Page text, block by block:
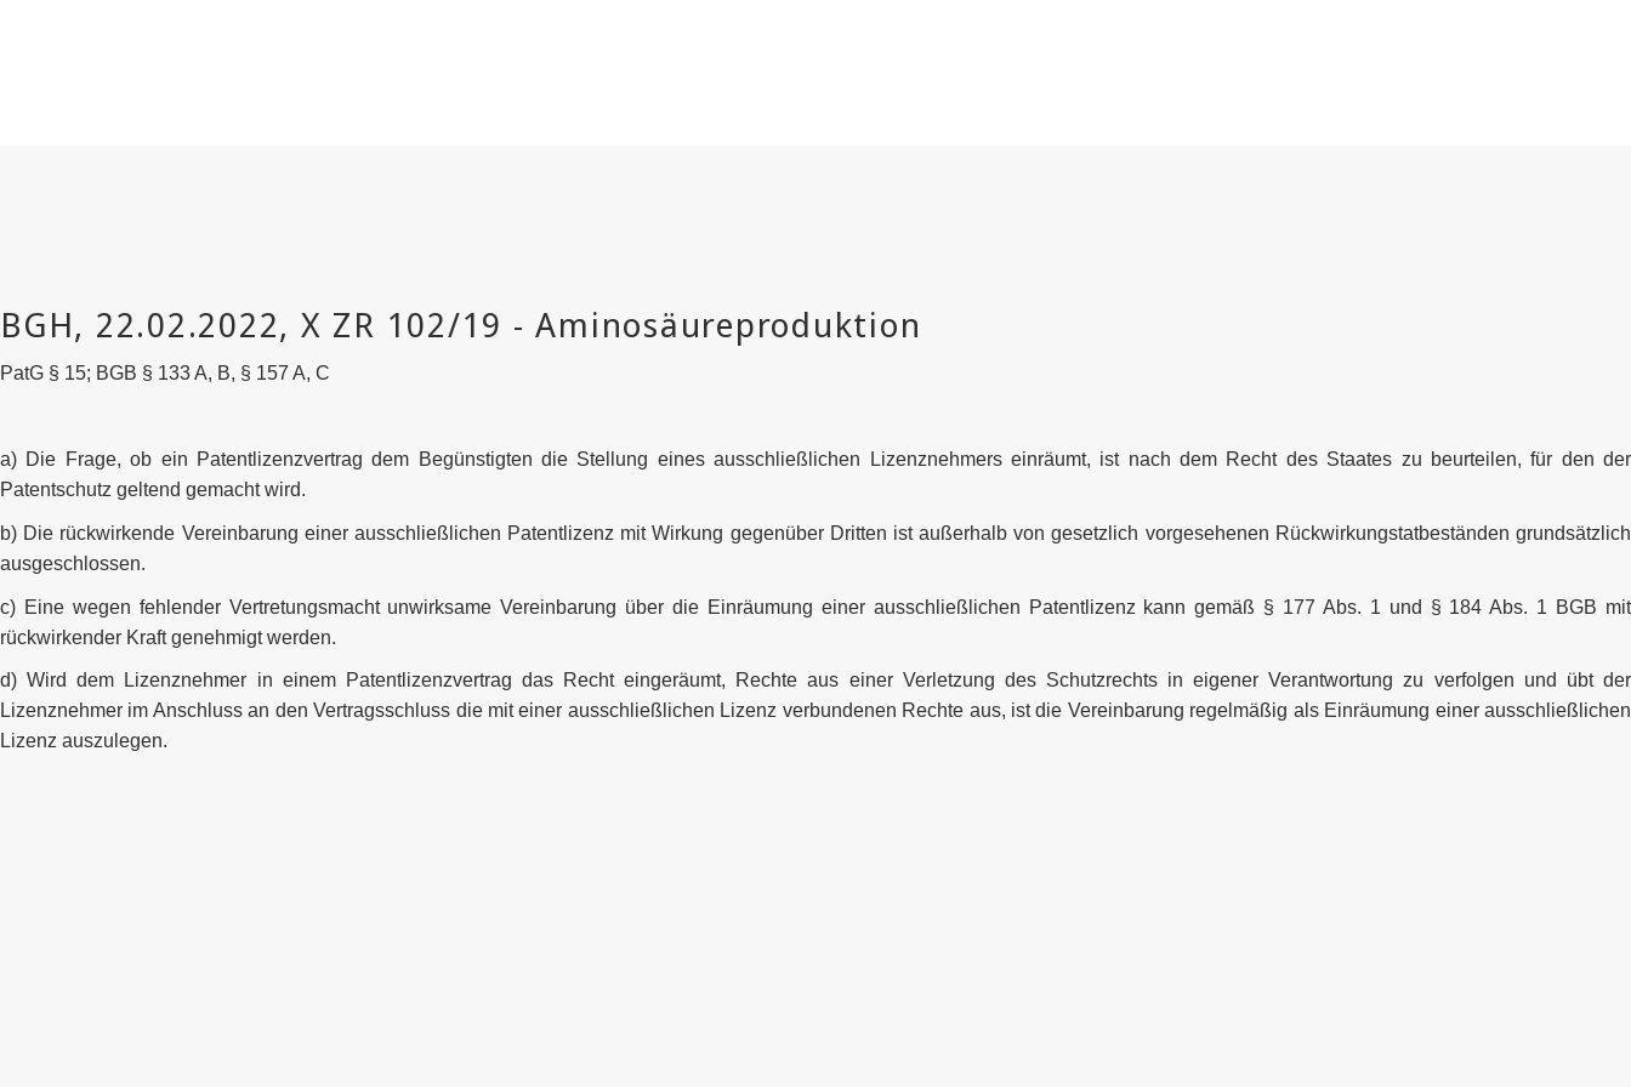
PatG § 15; BGB § 133 A, B, § 157 A, C
a) Die Frage, ob ein Patentlizenzvertrag dem Begünstigten die Stellung eines ausschließlichen Lizenznehmers einräumt, ist nach dem Recht des Staates zu beurteilen, für den der
Patentschutz geltend gemacht wird.
b) Die rückwirkende Vereinbarung einer ausschließlichen Patentlizenz mit Wirkung gegenüber Dritten ist außerhalb von gesetzlich vorgesehenen Rückwirkungstatbeständen grundsätzlich
ausgeschlossen.
c) Eine wegen fehlender Vertretungsmacht unwirksame Vereinbarung über die Einräumung einer ausschließlichen Patentlizenz kann gemäß § 177 Abs. 1 und § 184 Abs. 1 BGB mit
rückwirkender Kraft genehmigt werden.
d) Wird dem Lizenznehmer in einem Patentlizenzvertrag das Recht eingeräumt, Rechte aus einer Verletzung des Schutzrechts in eigener Verantwortung zu verfolgen und übt der
Lizenznehmer im Anschluss an den Vertragsschluss die mit einer ausschließlichen Lizenz verbundenen Rechte aus, ist die Vereinbarung regelmäßig als Einräumung einer ausschließlichen
Lizenz auszulegen.